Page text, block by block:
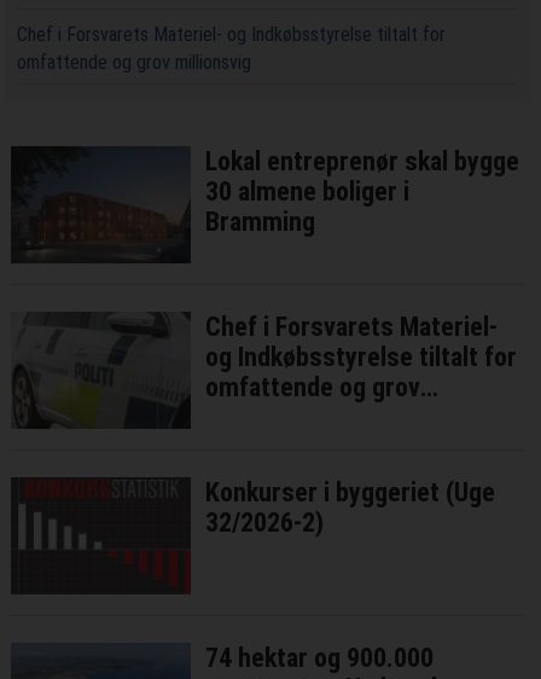
Chef i Forsvarets Materiel- og Indkøbsstyrelse tiltalt for
omfattende og grov millionsvig
Lokal entreprenør skal bygge
30 almene boliger i
Bramming
Chef i Forsvarets Materiel-
og Indkøbsstyrelse tiltalt for
omfattende og grov
Konkurser i byggeriet (Uge
32/2026-2)
74 hektar og 900.000